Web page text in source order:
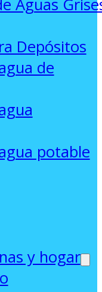
Aguas
Depósitos
de
potable
y hogar